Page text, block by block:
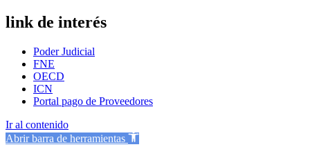
link de interés
Poder Judicial
FNE
OECD
ICN
Portal pago de Proveedores
Ir al contenido
Abrir barra de herramientas